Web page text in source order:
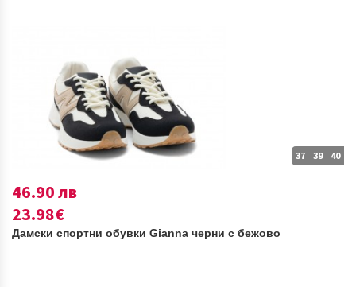
37 39 40
46.90 лв
23.98€
Дамски спортни обувки Gianna черни с бежово